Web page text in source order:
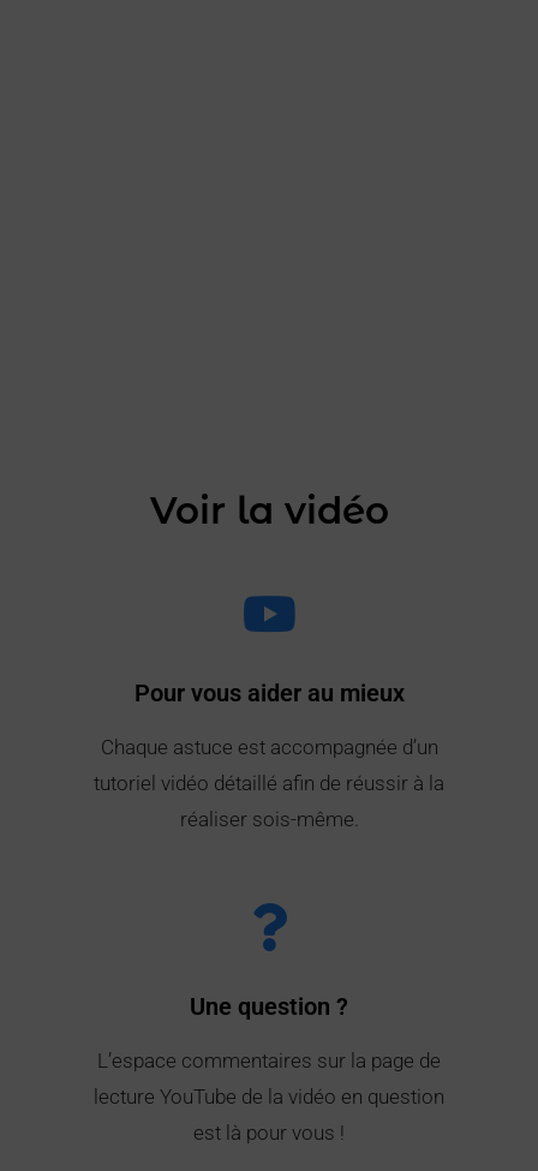
Voir la vidéo
Pour vous aider au mieux
Chaque astuce est accompagnée d’un
tutoriel vidéo détaillé afin de réussir à la
réaliser sois-même.
Une question ?
L’espace commentaires sur la page de
lecture YouTube de la vidéo en question
est là pour vous !